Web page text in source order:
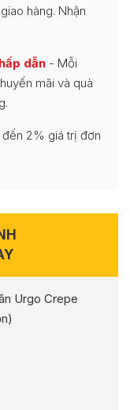
hàng. Nhận
dẫn - Mỗi
mãi và quà
2% giá trị đơn
Urgo Crepe